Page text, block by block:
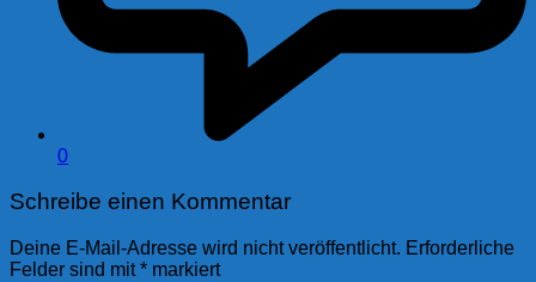
0
Schreibe einen Kommentar
Deine E-Mail-Adresse wird nicht veröffentlicht. Erforderliche
Felder sind mit* markiert